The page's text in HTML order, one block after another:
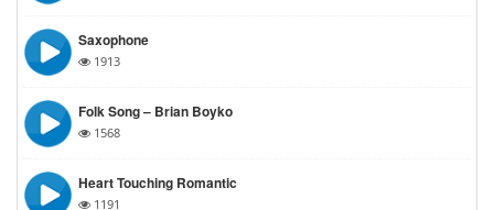
Saxophone
1913
Folk Song – Brian Boyko
1568
Heart Touching Romantic
1191